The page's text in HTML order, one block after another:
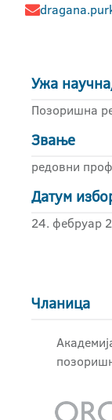
Ужа
Позоришна
Звање
редовни
Датум
24. фебруар
Чланица